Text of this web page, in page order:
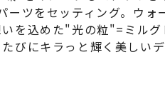
ツをセッティング。ウ
を込めた"光の粒"=ミル
びにキラっと輝く美しいデ